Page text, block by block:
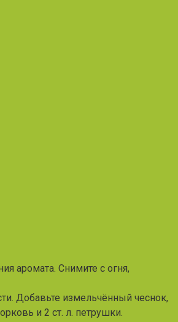
аромата. Снимите с огня,
Добавьте измельчённый чеснок,
и 2 ст. л. петрушки.